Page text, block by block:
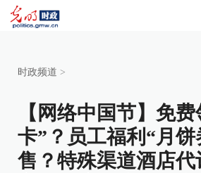
时政频道 >
【网络中国节】免
卡”？员工福利“月饼
售？特殊渠道酒店